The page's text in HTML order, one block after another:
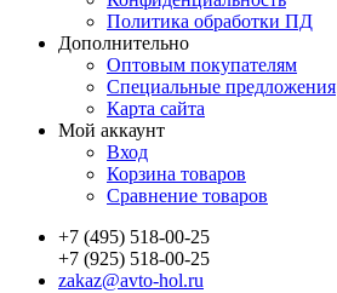
Политика обработки ПД
Дополнительно
Оптовым покупателям
Специальные предложения
Карта сайта
Мой аккаунт
Вход
Корзина товаров
Сравнение товаров
+7 (495) 518-00-25
+7 (925) 518-00-25
zakaz@avto-hol.ru